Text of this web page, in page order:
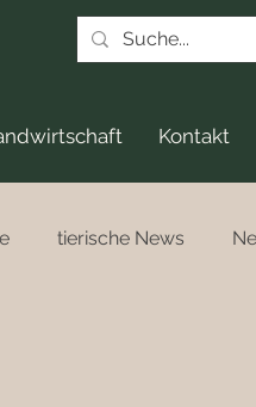
Kontakt
tierische News